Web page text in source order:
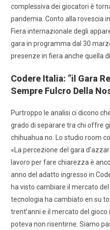
complessiva dei giocatori è
pandemia. Conto alla rovescia
Fiera internazionale degli
gara in programma dal 30
presenze in fiera anche quella
Codere Italia: “il Gara
Sempre Fulcro Della
Purtroppo le analisi ci dicono
grado di separare tra chi offre
chihuahua no. Lo studio room
«La percezione del gara
lavoro per fare chiarezza è
anno del adatto ingresso in
ha visto cambiare il mercato del
tecnologia ha cambiato en su
trent’anni e il mercato del
poteva non risentirne. Siamo